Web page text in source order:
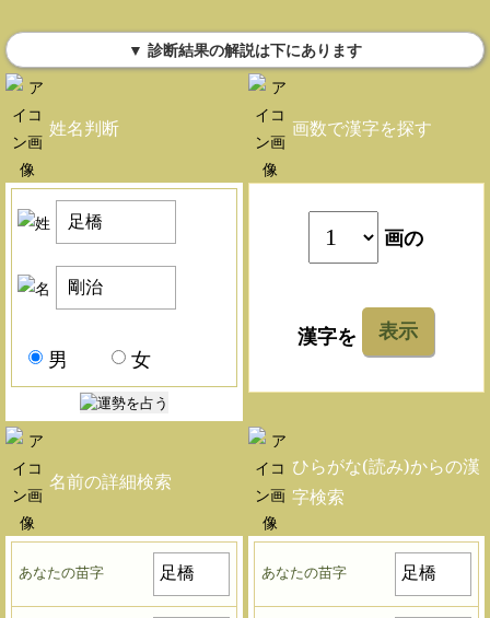
▼ 診断結果の解説は下にあります
姓名判断
男 女
画数で漢字を探す
画の
漢字を 表示
名前の詳細検索
あなたの苗字
ひらがな(読み)からの漢
字検索
あなたの苗字